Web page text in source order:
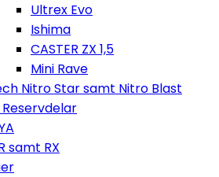
Ultrex Evo
Ishima
CASTER ZX 1,5
Mini Rave
Nitro Star samt Nitro Blast
Reservdelar
samt RX